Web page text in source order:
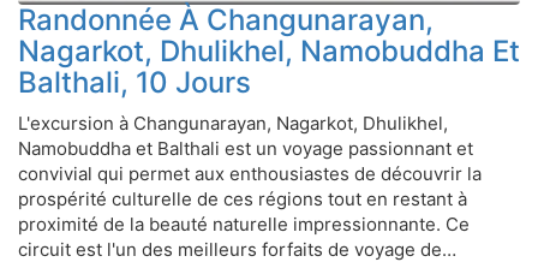
Randonnée À Changunarayan,
Nagarkot, Dhulikhel, Namobuddha Et
Balthali, 10 Jours
L'excursion à Changunarayan, Nagarkot, Dhulikhel,
Namobuddha et Balthali est un voyage passionnant et
convivial qui permet aux enthousiastes de découvrir la
prospérité culturelle de ces régions tout en restant à
proximité de la beauté naturelle impressionnante. Ce
circuit est l'un des meilleurs forfaits de voyage de…